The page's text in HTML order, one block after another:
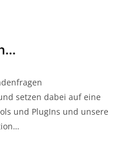
setzen dabei auf eine
und PlugIns und unsere